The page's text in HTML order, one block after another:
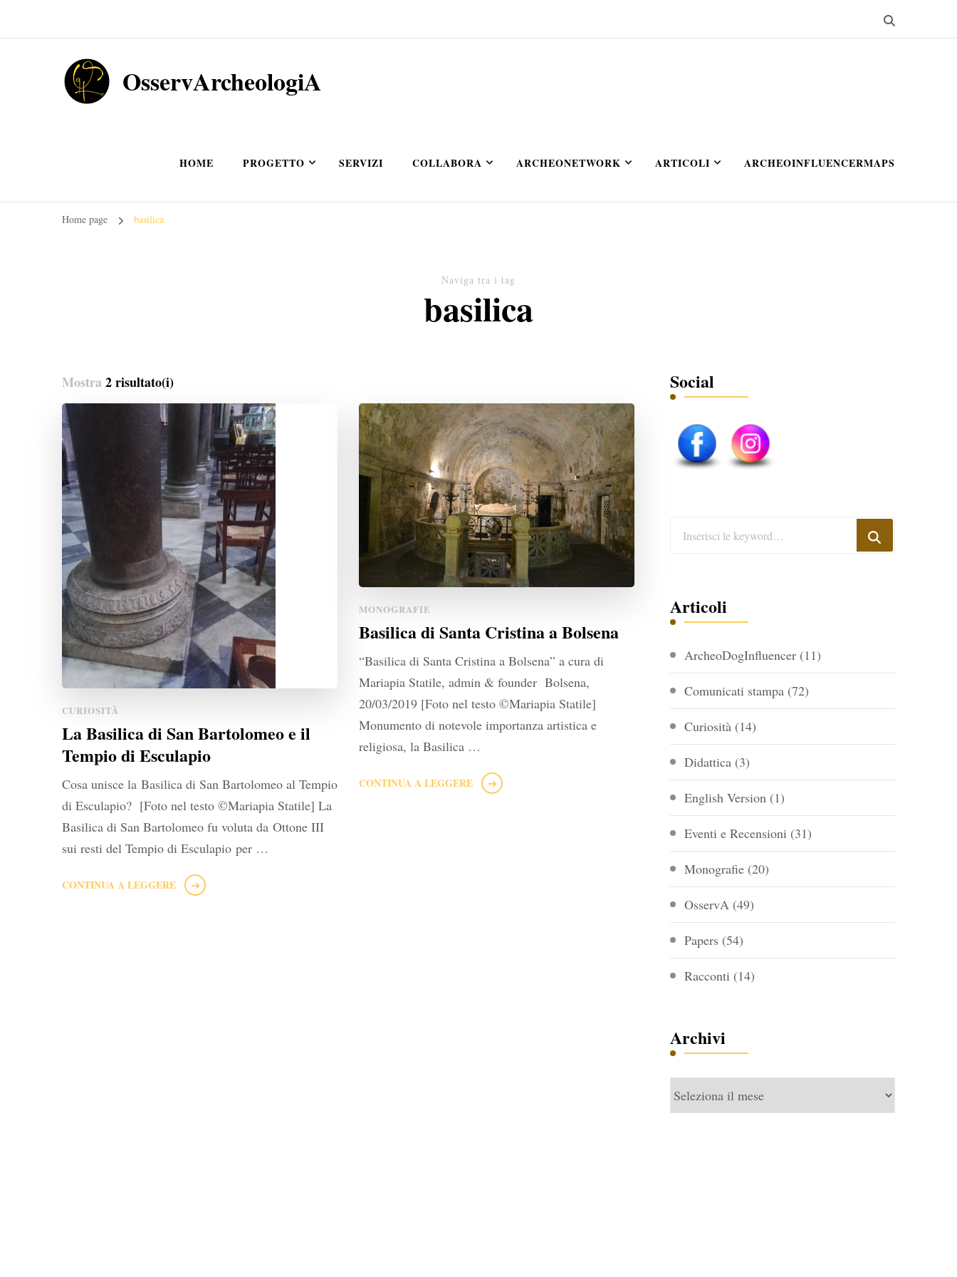
OsservArcheologiA
HOME PROGETTO SERVIZI COLLABORA ARCHEONETWORK ARTICOLI ARCHEOINFLUENCERMAPS
Home page basilica
Naviga tra i tag
basilica
Mostra 2 risultato(i)
CURIOSITÀ
La Basilica di San Bartolomeo e il
Tempio di Esculapio
Cosa unisce la Basilica di San Bartolomeo al Tempio
di Esculapio? [Foto nel testo ©Mariapia Statile] La
Basilica di San Bartolomeo fu voluta da Ottone III
sui resti del Tempio di Esculapio per …
CONTINUA A LEGGERE
MONOGRAFIE
Basilica di Santa Cristina a Bolsena
“Basilica di Santa Cristina a Bolsena” a cura di
Mariapia Statile, admin & founder Bolsena,
20/03/2019 [Foto nel testo ©Mariapia Statile]
Monumento di notevole importanza artistica e
religiosa, la Basilica …
CONTINUA A LEGGERE
Social
Articoli
ArcheoDogInfluencer (11)
Comunicati stampa (72)
Curiosità (14)
Didattica (3)
English Version (1)
Eventi e Recensioni (31)
Monografie (20)
OsservA (49)
Papers (54)
Racconti (14)
Archivi
Archivi